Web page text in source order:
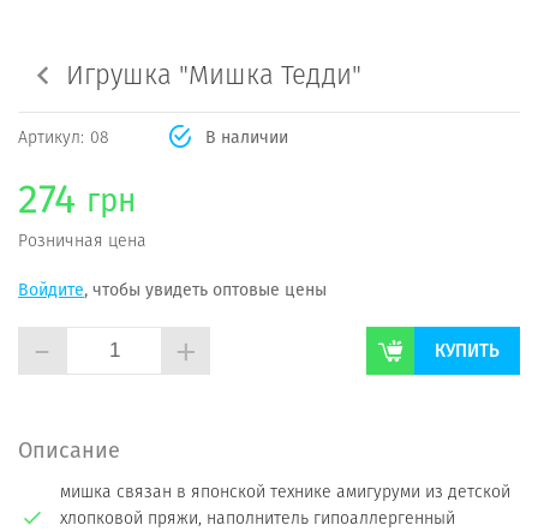
Игрушка "Мишка Тедди"
Артикул: 08 В наличии
274 грн
Розничная цена
Войдите, чтобы увидеть оптовые цены
- + КУПИТЬ
Описание
мишка связан в японской технике амигуруми из детской
хлопковой пряжи, наполнитель гипоаллергенный